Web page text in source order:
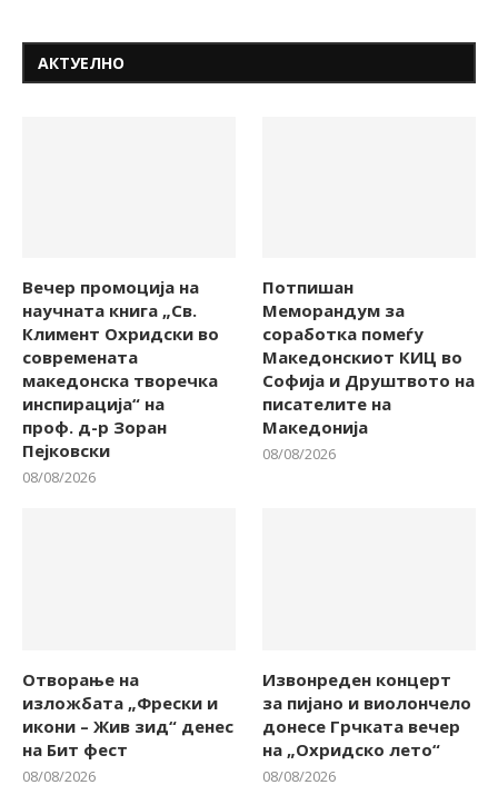
АКТУЕЛНО
Вечер промоција на
научната книга „Св.
Климент Охридски во
современата
македонска творечка
инспирација“ на
проф. д-р Зоран
Пејковски
08/08/2026
Потпишан
Меморандум за
соработка помеѓу
Македонскиот КИЦ во
Софија и Друштвото на
писателите на
Македонија
08/08/2026
Отворање на
изложбата „Фрески и
икони – Жив зид“ денес
на Бит фест
08/08/2026
Извонреден концерт
за пијано и виолончело
донесе Грчката вечер
на „Охридско лето“
08/08/2026